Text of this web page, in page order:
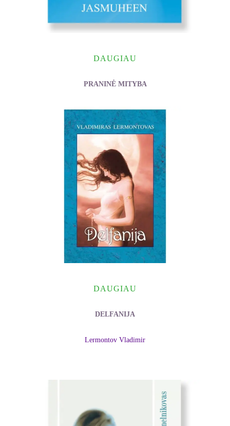
DAUGIAU
PRANINĖ MITYBA
Jasmuheen
DAUGIAU
DELFANIJA
Lermontov Vladimir